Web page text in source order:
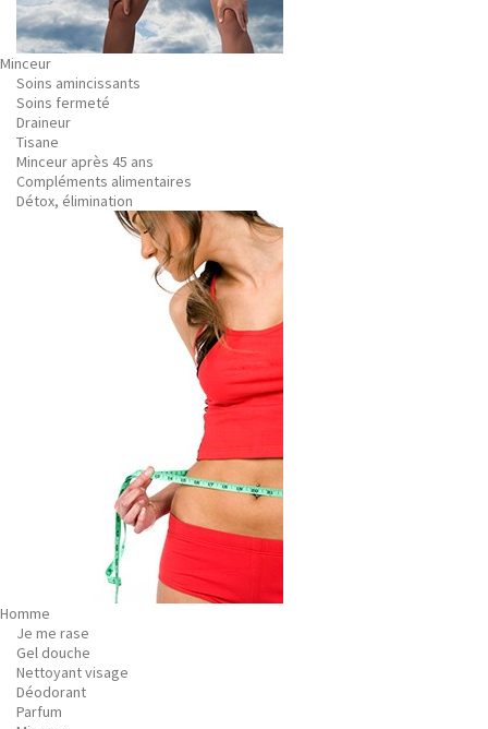
Minceur
Soins amincissants
Soins fermeté
Draineur
Tisane
Minceur après 45 ans
Compléments alimentaires
Détox, élimination
Homme
Je me rase
Gel douche
Nettoyant visage
Déodorant
Parfum